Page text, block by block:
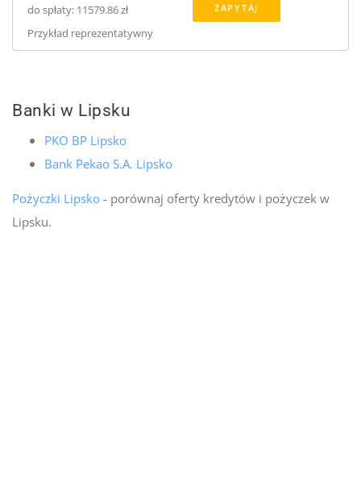
do spłaty: 11579.86 zł
Przykład reprezentatywny
ZAPYTAJ
Banki w Lipsku
PKO BP Lipsko
Bank Pekao S.A. Lipsko
Pożyczki Lipsko- porównaj oferty kredytów i pożyczek w
Lipsku.